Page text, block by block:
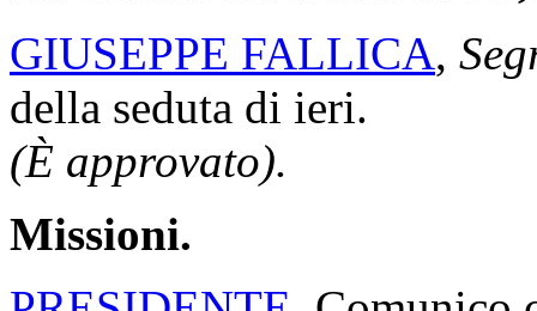
GIUSEPPE FALLICA,
della seduta di ieri.
(È approvato).
Missioni.